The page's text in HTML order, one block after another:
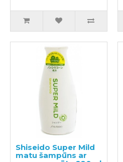
Shiseido Super Mild
matu šampūns ar